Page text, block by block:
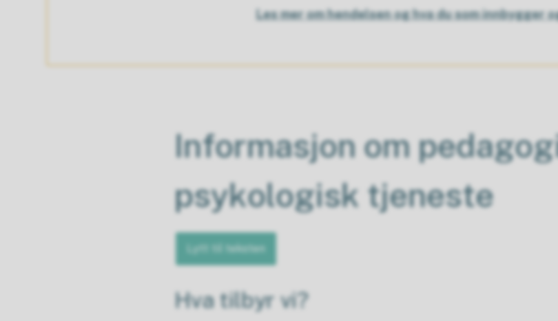
Les mer om hendelsen og hva du som innbygger
Informasjon om
psykologisk tjeneste
Lytt til teksten
Hva tilbyr vi?